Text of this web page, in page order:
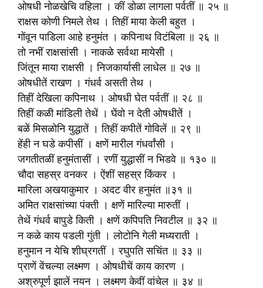
ओषधी नोळखेचि वहिला । कीं डोळा लागला पर्वतीं ॥ २५ ॥
राक्षस कोणी निमले तेथ । तिहीं माया केली बहुत ।
गोंवून पाडिला आहे हनुमंत । कपिनाथ विटंबिला ॥ २६ ॥
तो नभीं राक्षसांसी । नाकळे सर्वथा मायेसी ।
जिंतून माया राक्षसी । निजकार्यासी लाधेल ॥ २७ ॥
ओषधीतें राखण । गंधर्व असती तेथ ।
तिहीं देखिला कपिनाथ । ओषधी घेत पर्वतीं ॥ २८ ॥
तिहीं कळी मांडिली तेथें । घेंवो न देती ओषधीतें ।
बळें मिसळोनि युद्धातें । तिहीं कपीतें गोविलें ॥ २९ ॥
हेंही न घडे कपीसीं । क्षणें मारील गंधर्वांसी ।
जगतीतळीं हनुमंतासीं । रणीं युद्धासीं न भिडवे ॥ १३० ॥
चौदा सहस्र वनकर । ऐंशीं सहस्र किंकर ।
मारिला अखयाकुमार । अदट वीर हनुमंत ॥३१ ॥
अमित राक्षसांच्या पंक्ती । क्षणें मारिल्या मारुतीं ।
तेथें गंधर्व बापुडे किती । क्षणें कपिपति निवटील ॥ ३२ ॥
न कळे काय पडली गुंती । लोटोनि गेली मध्यराती ।
हनुमान न येचि शीघ्रगतीं । रघुपति सचिंत ॥ ३३ ॥
प्राणें वेंचल्या लक्ष्मण । ओषधीचें काय कारण ।
अश्रुपूर्ण झालें नयन । लक्ष्मण केवीं वांचेल ॥ ३४ ॥